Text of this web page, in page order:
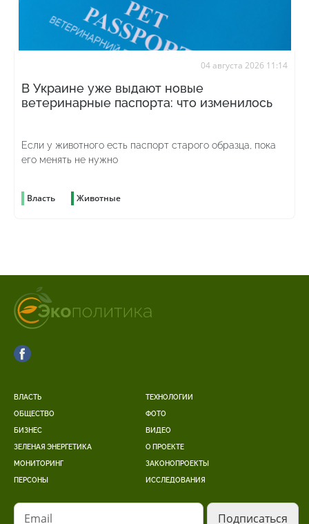
04 августа 2026 11:14
В Украине уже выдают новые
ветеринарные паспорта: что изменилось
Если у животного есть паспорт старого образца, пока
его менять не нужно
Власть Животные
ВЛАСТЬ
ОБЩЕСТВО
БИЗНЕС
ЗЕЛЕНАЯ ЭНЕРГЕТИКА
МОНИТОРИНГ
ПЕРСОНЫ
ТЕХНОЛОГИИ
ФОТО
ВИДЕО
О ПРОЕКТЕ
ЗАКОНОПРОЕКТЫ
ИССЛЕДОВАНИЯ
Email